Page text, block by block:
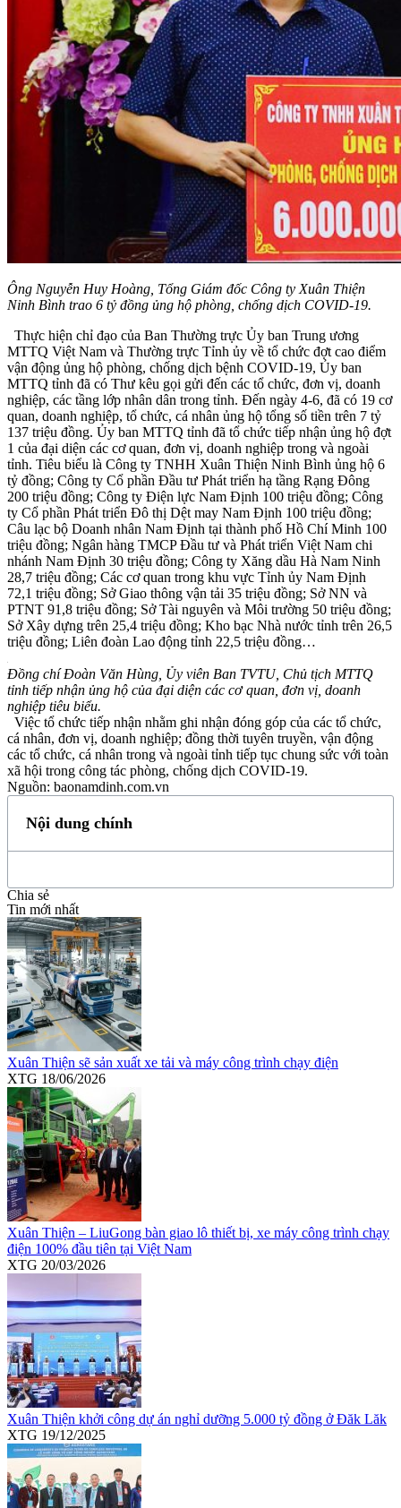
Ông Nguyễn Huy Hoàng, Tổng Giám đốc Công ty Xuân Thiện
Ninh Bình trao 6 tỷ đồng ủng hộ phòng, chống dịch COVID-19.
Thực hiện chỉ đạo của Ban Thường trực Ủy ban Trung ương
MTTQ Việt Nam và Thường trực Tỉnh ủy về tổ chức đợt cao điểm
vận động ủng hộ phòng, chống dịch bệnh COVID-19, Ủy ban
MTTQ tỉnh đã có Thư kêu gọi gửi đến các tổ chức, đơn vị, doanh
nghiệp, các tầng lớp nhân dân trong tỉnh. Đến ngày 4-6, đã có 19 cơ
quan, doanh nghiệp, tổ chức, cá nhân ủng hộ tổng số tiền trên 7 tỷ
137 triệu đồng. Ủy ban MTTQ tỉnh đã tổ chức tiếp nhận ủng hộ đợt
1 của đại diện các cơ quan, đơn vị, doanh nghiệp trong và ngoài
tỉnh. Tiêu biểu là Công ty TNHH Xuân Thiện Ninh Bình ủng hộ 6
tỷ đồng; Công ty Cổ phần Đầu tư Phát triển hạ tầng Rạng Đông
200 triệu đồng; Công ty Điện lực Nam Định 100 triệu đồng; Công
ty Cổ phần Phát triển Đô thị Dệt may Nam Định 100 triệu đồng;
Câu lạc bộ Doanh nhân Nam Định tại thành phố Hồ Chí Minh 100
triệu đồng; Ngân hàng TMCP Đầu tư và Phát triển Việt Nam chi
nhánh Nam Định 30 triệu đồng; Công ty Xăng dầu Hà Nam Ninh
28,7 triệu đồng; Các cơ quan trong khu vực Tỉnh ủy Nam Định
72,1 triệu đồng; Sở Giao thông vận tải 35 triệu đồng; Sở NN và
PTNT 91,8 triệu đồng; Sở Tài nguyên và Môi trường 50 triệu đồng;
Sở Xây dựng trên 25,4 triệu đồng; Kho bạc Nhà nước tỉnh trên 26,5
triệu đồng; Liên đoàn Lao động tỉnh 22,5 triệu đồng…
Đồng chí Đoàn Văn Hùng, Ủy viên Ban TVTU, Chủ tịch MTTQ
tỉnh tiếp nhận ủng hộ của đại diện các cơ quan, đơn vị, doanh
nghiệp tiêu biểu.
Việc tổ chức tiếp nhận nhằm ghi nhận đóng góp của các tổ chức,
cá nhân, đơn vị, doanh nghiệp; đồng thời tuyên truyền, vận động
các tổ chức, cá nhân trong và ngoài tỉnh tiếp tục chung sức với toàn
xã hội trong công tác phòng, chống dịch COVID-19.
Nguồn: baonamdinh.com.vn
Nội dung chính
Chia sẻ
Tin mới nhất
Xuân Thiện sẽ sản xuất xe tải và máy công trình chạy điện
XTG 18/06/2026
Xuân Thiện – LiuGong bàn giao lô thiết bị, xe máy công trình chạy
điện 100% đầu tiên tại Việt Nam
XTG 20/03/2026
Xuân Thiện khởi công dự án nghỉ dưỡng 5.000 tỷ đồng ở Đăk Lăk
XTG 19/12/2025